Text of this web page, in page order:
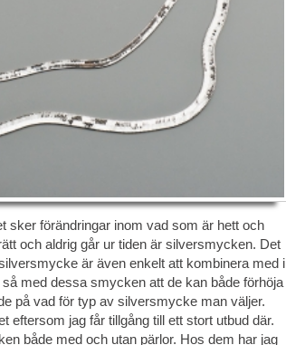
sker förändringar inom vad som är hett och
och aldrig går ur tiden är silversmycken. Det
är även enkelt att kombinera med i
med dessa smycken att de kan både förhöja
på vad för typ av silversmycke man väljer.
eftersom jag får tillgång till ett stort utbud där.
både med och utan pärlor. Hos dem har jag